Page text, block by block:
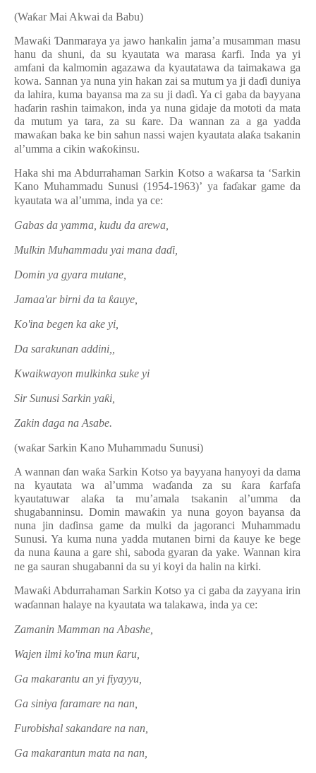
(Waƙar Mai Akwai da Babu)
Mawaƙi Ɗanmaraya ya jawo hankalin jama’a musamman masu
hanu da shuni, da su kyautata wa marasa ƙarfi. Inda ya yi
amfani da kalmomin agazawa da kyautatawa da taimakawa ga
kowa. Sannan ya nuna yin hakan zai sa mutum ya ji daɗi duniya
da lahira, kuma bayansa ma za su ji daɗi. Ya ci gaba da bayyana
haɗarin rashin taimakon, inda ya nuna gidaje da mototi da mata
da mutum ya tara, za su ƙare. Da wannan za a ga yadda
mawaƙan baka ke bin sahun nassi wajen kyautata alaƙa tsakanin
al’umma a cikin waƙoƙinsu.
Haka shi ma Abdurrahaman Sarkin Kotso a waƙarsa ta ‘Sarkin
Kano Muhammadu Sunusi (1954-1963)’ ya faɗakar game da
kyautata wa al’umma, inda ya ce:
Gabas da yamma, kudu da arewa,
Mulkin Muhammadu yai mana daɗi,
Domin ya gyara mutane,
Jamaa'ar birni da ta ƙauye,
Ko'ina begen ka ake yi,
Da sarakunan addini,,
Kwaikwayon mulkinka suke yi
Sir Sunusi Sarkin yaƙi,
Zakin daga na Asabe.
(waƙar Sarkin Kano Muhammadu Sunusi)
A wannanɗan waƙa Sarkin Kotso ya bayyana hanyoyi da dama
na kyautata wa al’umma waɗanda za su ƙara ƙarfafa
kyautatuwar alaƙa ta mu’amala tsakanin al’umma da
shugabanninsu. Domin mawaƙin ya nuna goyon bayansa da
nuna jin daɗinsa game da mulki da jagoranci Muhammadu
Sunusi. Ya kuma nuna yadda mutanen birni da ƙauye ke bege
da nuna ƙauna a gare shi, saboda gyaran da yake. Wannan kira
ne ga sauran shugabanni da su yi koyi da halin na kirki.
Mawaƙi Abdurrahaman Sarkin Kotso ya ci gaba da zayyana irin
waɗannan halaye na kyautata wa talakawa, inda ya ce:
Zamanin Mamman na Abashe,
Wajen ilmi ko'ina mun ƙaru,
Ga makarantu an yi fiyayyu,
Ga siniya faramare na nan,
Furobishal sakandare na nan,
Ga makarantun mata na nan,